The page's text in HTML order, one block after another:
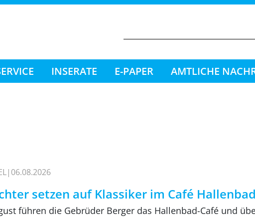
INSERATE E-PAPER AMTLICHE
06.08.2026
setzen auf Klassiker im Café Hallenbad
führen die Gebrüder Berger das Hallenbad-Café und